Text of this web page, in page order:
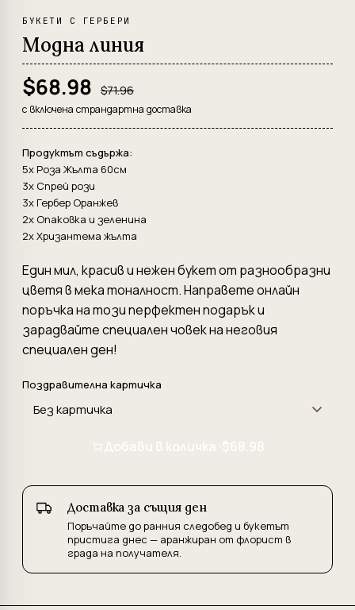
БУКЕТИ С ГЕРБЕРИ
Модна линия
$68.98 $71.96
с включена страндартна доставка
Продуктът съдържа:
5x Роза Жълта 60см
3x Спрей рози
3x Гербер Оранжев
2x Опаковка и зеленина
2x Хризантема жълта
Един мил, красив и нежен букет от разнообразни
цветя в мека тоналност. Направете онлайн
поръчка на този перфектен подарък и
зарадвайте специален човек на неговия
специален ден!
Поздравителна картичка
Добави в количка · $68.98
Доставка за същия ден
Поръчайте до ранния следобед и букетът
пристига днес — аранжиран от флорист в
града на получателя.